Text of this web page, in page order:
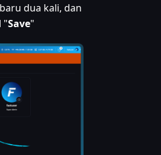
dua kali, dan
"Save"